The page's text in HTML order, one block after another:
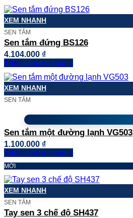
XEM NHANH
SEN TẮM
Sen tắm đứng BS126
4.104.000 ₫
Thêm vào giỏ hàng
XEM NHANH
SEN TẮM
Sen tắm một đường lạnh VG503
1.100.000 ₫
Thêm vào giỏ hàng
MỚI
XEM NHANH
SEN TẮM
Tay sen 3 chế độ SH437